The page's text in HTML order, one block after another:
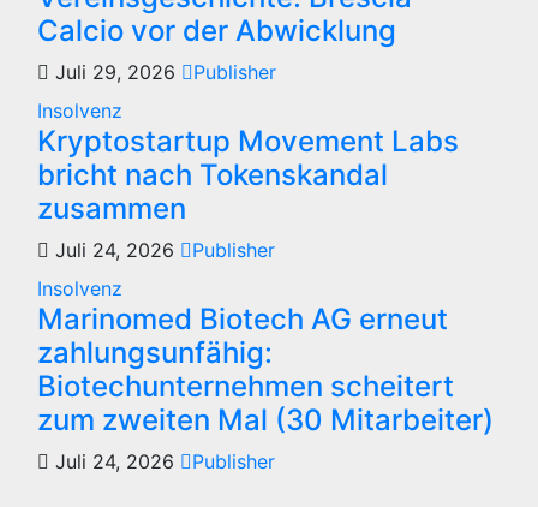
Calcio vor der Abwicklung
Juli 29, 2026
Publisher
Insolvenz
Kryptostartup Movement Labs
bricht nach Tokenskandal
zusammen
Juli 24, 2026
Publisher
Insolvenz
Marinomed Biotech AG erneut
zahlungsunfähig:
Biotechunternehmen scheitert
zum zweiten Mal (30 Mitarbeiter)
Juli 24, 2026 Publisher